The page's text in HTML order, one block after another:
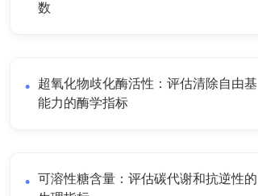
数
超氧化物歧化酶活性：评估清除自由基
能力的酶学指标
可溶性糖含量：评估碳代谢和抗逆性的